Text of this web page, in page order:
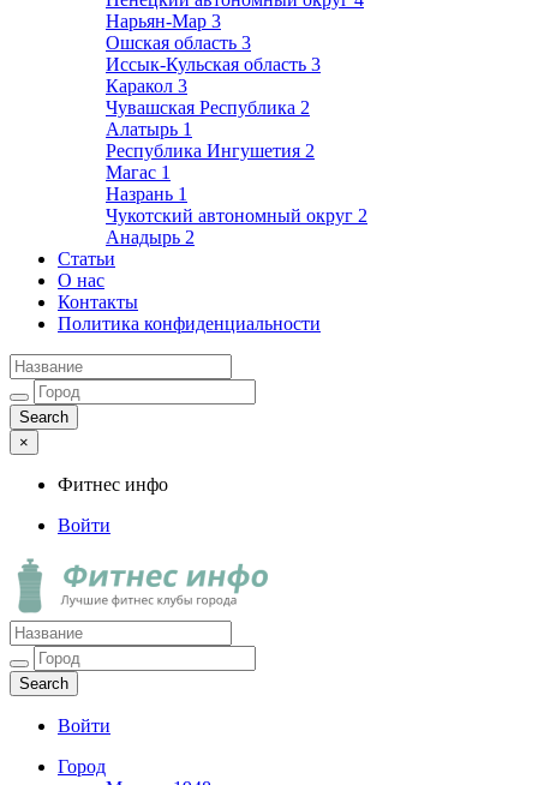
Нарьян-Мар 3
Ошская область 3
Иссык-Кульская область 3
Каракол 3
Чувашская Республика 2
Алатырь 1
Республика Ингушетия 2
Магас 1
Назрань 1
Чукотский автономный округ 2
Анадырь 2
Статьи
О нас
Контакты
Политика конфиденциальности
×
Фитнес инфо
Войти
Фитнес инфо
Лучшие фитнес клубы города
Войти
Город